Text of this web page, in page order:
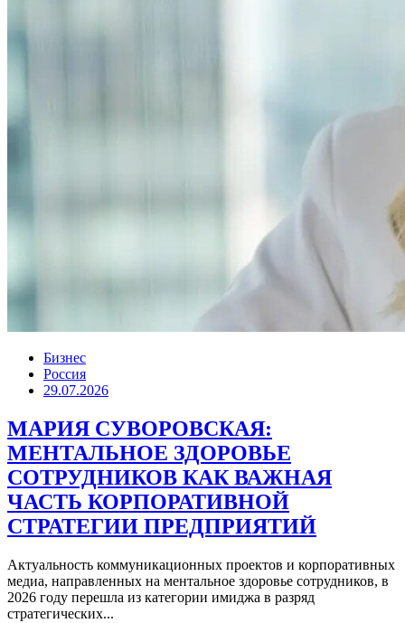
Бизнес
Россия
29.07.2026
МАРИЯ СУВОРОВСКАЯ:
МЕНТАЛЬНОЕ ЗДОРОВЬЕ
СОТРУДНИКОВ КАК ВАЖНАЯ
ЧАСТЬ КОРПОРАТИВНОЙ
СТРАТЕГИИ ПРЕДПРИЯТИЙ
Актуальность коммуникационных проектов и корпоративных
медиа, направленных на ментальное здоровье сотрудников, в
2026 году перешла из категории имиджа в разряд
стратегических...